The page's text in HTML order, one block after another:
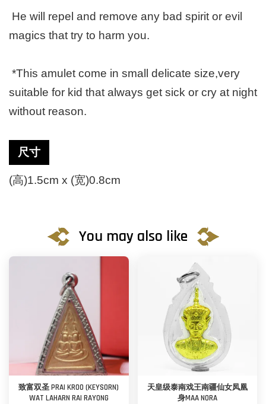
He will repel and remove any bad spirit or evil
magics that try to harm you.
*This amulet come in small delicate size,very
suitable for kid that always get sick or cry at night
without reason.
尺寸
(高)1.5cm x (宽)0.8cm
You may also like
致富双圣 PRAI KROO (KEYSORN)
WAT LAHARN RAI RAYONG
天皇级泰南戏王南疆仙女凤凰
身MAA NORA